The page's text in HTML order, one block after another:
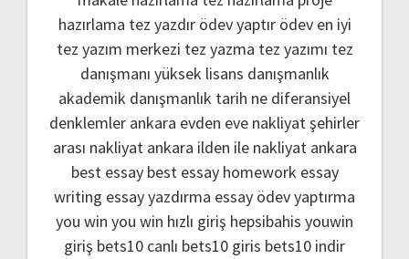
hazırlama tez yazdır ödev yaptır ödev en iyi
tez yazım merkezi tez yazma tez yazımı tez
danışmanı yüksek lisans danışmanlık
akademik danışmanlık tarih ne diferansiyel
denklemler ankara evden eve nakliyatşehirler
arası nakliyat ankara ilden ile nakliyat ankara
best essay best essay homework essay
writing essay yazdırma essay ödev yaptırma
you win you win hızlı giriş hepsibahis youwin
giriş bets10 canlı bets10 giris bets10 indir